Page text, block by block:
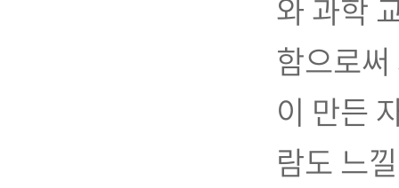
와 과학
함으로
이 만든
람도 느